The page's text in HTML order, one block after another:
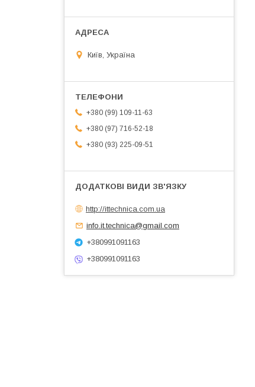
Київ, Україна
+380 (99) 109-11-63
+380 (97) 716-52-18
+380 (93) 225-09-51
http://ittechnica.com.ua
info.it.technica@gmail.com
+380991091163
+380991091163